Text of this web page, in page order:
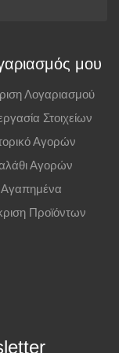
κατάστημα.
μου
Λογαριασμού
Στοιχείων
Αγορών
Αγορών
Αγαπημένα
Προϊόντων